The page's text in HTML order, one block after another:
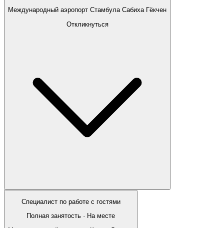
Международный аэропорт Стамбула Сабиха Гёкчен
Откликнуться
Специалист по работе с гостями
Полная занятость · На месте